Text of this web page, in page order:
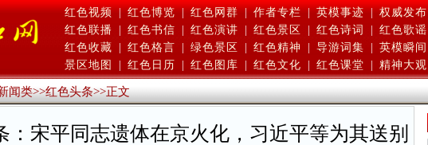
红色视频 | 红色博览 | 红色网群 | 作者专栏 | 英模事迹 | 权威发布
红色联播
红色书信 红色演讲 红色景区 红色诗词 红色歌谣
红色收藏
红色格言 绿色景区 红色精神 导游词集 英模瞬间
景区地图
红色日历 红色图库 红色文化 红色课堂 精神大观
闻类>>红色头条>>正文
：宋平同志遗体在京火化，习近平等为其送别